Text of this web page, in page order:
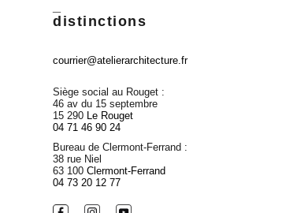
distinctions
courrier@atelierarchitecture.fr
Siège social au Rouget :
46 av du 15 septembre
15 290 Le Rouget
04 71 46 90 24
Bureau de Clermont-Ferrand :
38 rue Niel
63 100Clermont-Ferrand
04 73 20 12 77